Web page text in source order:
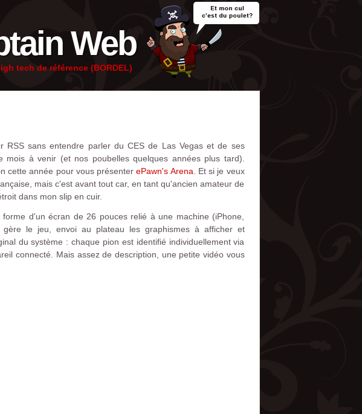
Web
tech de référence (BORDEL)
RSS sans entendre parler du CES de Las Vegas et de ses
à venir (et nos poubelles quelques années plus tard).
cette année pour vous présenterePawn's Arena . Et si je veux
mais c'est avant tout car, en tant qu'ancien amateur de
dans mon slip en cuir.
d'un écran de 26 pouces relié à une machine (iPhone,
le jeu, envoi au plateau les graphismes à afficher et
du système : chaque pion est identifié individuellement via
connecté. Mais assez de description, une petite vidéo vous